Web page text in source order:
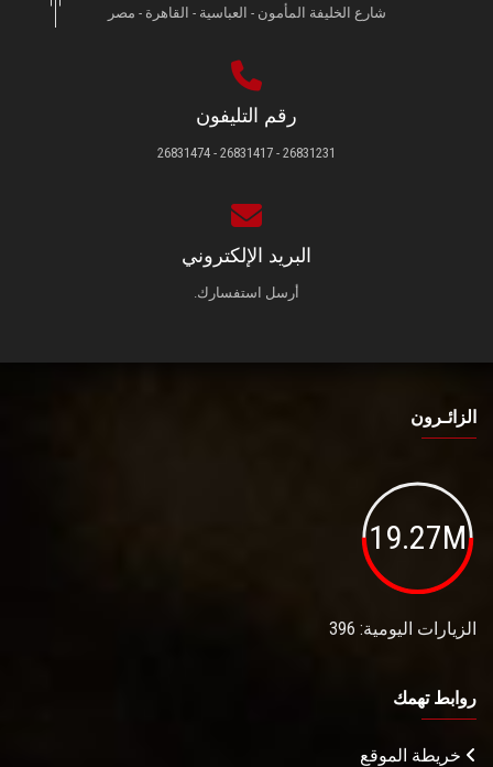
شارع الخليفة المأمون - العباسية - القاهرة - مصر
رقم التليفون
26831231 - 26831417 - 26831474
البريد الإلكتروني
أرسل استفسارك.
الزائـرون
19.27M
الزيارات اليومية: 396
روابط تهمك
خريطة الموقع